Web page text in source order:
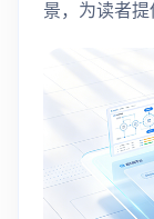
景，为读者提